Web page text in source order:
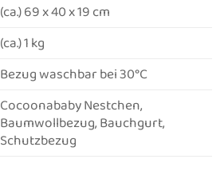
(ca.) 69 x 40 x 19 cm
(ca.) 1 kg
Bezug waschbar bei 30°C
Cocoonababy Nestchen,
Baumwollbezug, Bauchgurt,
Schutzbezug